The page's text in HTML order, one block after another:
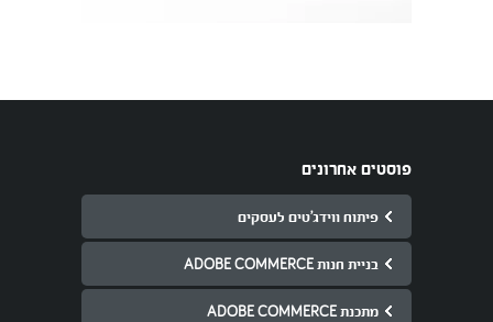
פוסטים אחרונים
פיתוח ווידג’טים לעסקים
בניית חנות ADOBE COMMERCE
מתכנת ADOBE COMMERCE